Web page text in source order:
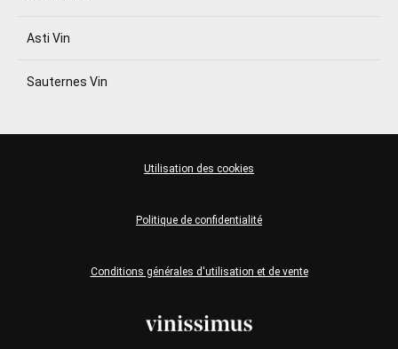
Asti Vin
Sauternes Vin
Conditions générales d'utilisation et de vente
Politique de confidentialité
Utilisation des cookies